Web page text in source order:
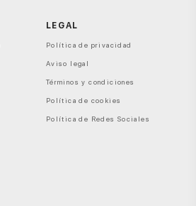
LEGAL
Política de privacidad
Aviso legal
Términos y condiciones
Política de cookies
Política de Redes Sociales